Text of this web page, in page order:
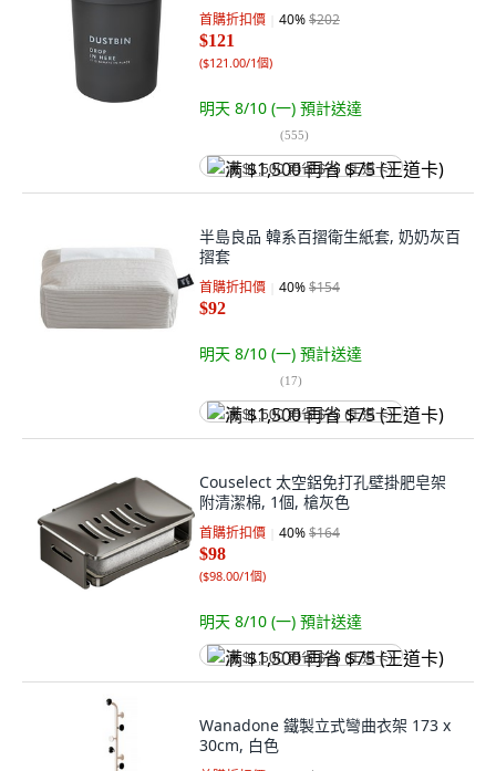
首購折扣價 40%$202
$121
($121.00/1個)
明天 8/10 (一) 預計送達
(555)
满 $1,500 再省 $75 (王道卡)
半島良品 韓系百摺衛生紙套, 奶奶灰百
摺套
首購折扣價 40%$154
$92
明天 8/10 (一) 預計送達
(17)
满 $1,500 再省 $75 (王道卡)
Couselect 太空鋁免打孔壁掛肥皂架
附清潔棉, 1個, 槍灰色
首購折扣價 40%$164
$98
($98.00/1個)
明天 8/10 (一) 預計送達
满 $1,500 再省 $75 (王道卡)
Wanadone 鐵製立式彎曲衣架 173 x
30cm, 白色